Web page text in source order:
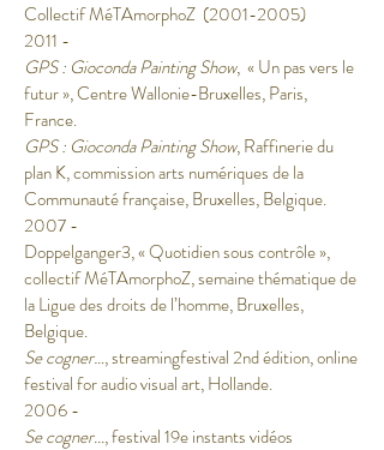
Collectif MéTAmorphoZ (2001-2005)
2011 -
GPS : Gioconda Painting Show, « Un pas vers le
futur », Centre Wallonie-Bruxelles, Paris,
France.
GPS : Gioconda Painting Show, Raffinerie du
plan K, commission arts numériques de la
Communauté française, Bruxelles, Belgique.
2007 -
Doppelganger3, « Quotidien sous contrôle »,
collectif MéTAmorphoZ, semaine thématique de
la Ligue des droits de l’homme, Bruxelles,
Belgique.
Se cogner…, streamingfestival 2nd édition, online
festival for audio visual art, Hollande.
2006 -
Se cogner..., festival 19e instants vidéos